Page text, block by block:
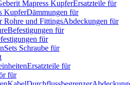
Mapress KupferErsatzteile für
KupferDämmungen für
Rohre und FittingsAbdeckungen für
Befestigungen für
für
Sets Schraube für
Ersatzteile für
für